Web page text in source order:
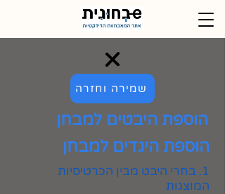
שמירה וחזרה
הוספת היבטים למבחן
הוספת היגדים למבחן
1. בחרי היבט מבין הכרטיסיות
המוצגות